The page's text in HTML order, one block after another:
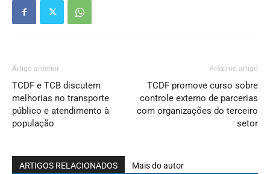
Artigo anterior
TCDF e TCB discutem
melhorias no transporte
público e atendimento à
população
Próximo artigo
TCDF promove curso sobre
controle externo de parcerias
com organizações do terceiro
setor
ARTIGOS RELACIONADOS Mais do autor